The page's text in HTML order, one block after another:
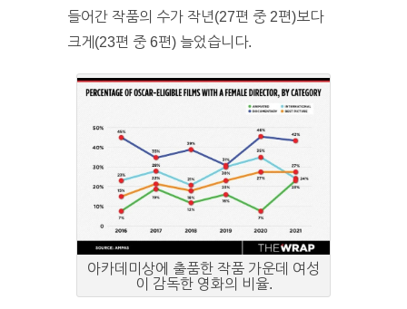
들어간 작품의 수가 작년(27편 중 2편)보다
크게(23편 중 6편) 늘었습니다.
아카데미상에 출품한 작품 가운데 여성
이 감독한 영화의 비율.